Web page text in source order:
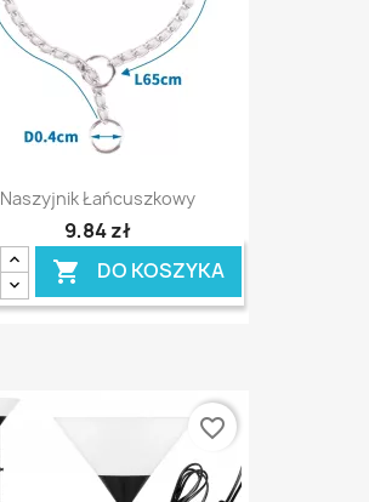
Naszyjnik Łańcuszkowy
9,84 zł
 DO KOSZYKA
favorite_border